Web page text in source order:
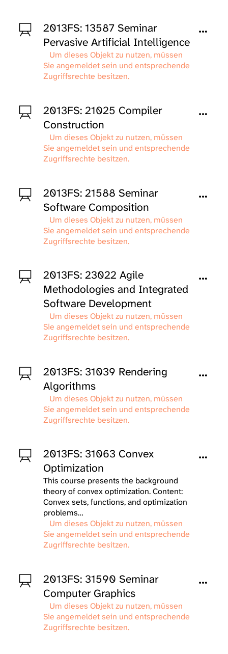
2013FS: 13587 Seminar
Pervasive Artificial Intelligence
Um dieses Objekt zu nutzen, müssen
Sie angemeldet sein und entsprechende
Zugriffsrechte besitzen.
2013FS: 21025 Compiler
Construction
Um dieses Objekt zu nutzen, müssen
Sie angemeldet sein und entsprechende
Zugriffsrechte besitzen.
2013FS: 21588 Seminar
Software Composition
Um dieses Objekt zu nutzen, müssen
Sie angemeldet sein und entsprechende
Zugriffsrechte besitzen.
2013FS: 23022 Agile
Methodologies and Integrated
Software Development
Um dieses Objekt zu nutzen, müssen
Sie angemeldet sein und entsprechende
Zugriffsrechte besitzen.
2013FS: 31039 Rendering
Algorithms
Um dieses Objekt zu nutzen, müssen
Sie angemeldet sein und entsprechende
Zugriffsrechte besitzen.
2013FS: 31063 Convex
Optimization
This course presents the background
theory of convex optimization. Content:
Convex sets, functions, and optimization
problems…
Um dieses Objekt zu nutzen, müssen
Sie angemeldet sein und entsprechende
Zugriffsrechte besitzen.
2013FS: 31590 Seminar
Computer Graphics
Um dieses Objekt zu nutzen, müssen
Sie angemeldet sein und entsprechende
Zugriffsrechte besitzen.